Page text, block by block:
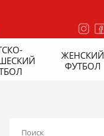
ЖЕНСКИЙ
ФУТБОЛ